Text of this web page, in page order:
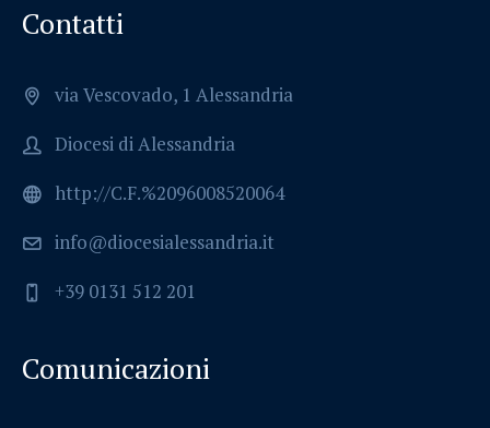
Contatti
via Vescovado, 1 Alessandria
Diocesi di Alessandria
http://C.F.%2096008520064
info@diocesialessandria.it
+39 0131 512 201
Comunicazioni